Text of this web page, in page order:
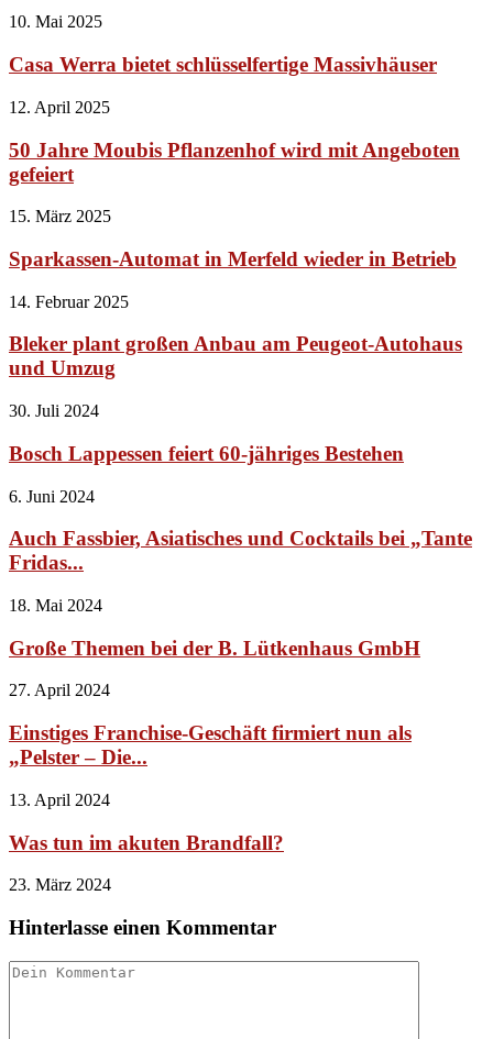
10. Mai 2025
Casa Werra bietet schlüsselfertige Massivhäuser
12. April 2025
50 Jahre Moubis Pflanzenhof wird mit Angeboten
gefeiert
15. März 2025
Sparkassen-Automat in Merfeld wieder in Betrieb
14. Februar 2025
Bleker plant großen Anbau am Peugeot-Autohaus
und Umzug
30. Juli 2024
Bosch Lappessen feiert 60-jähriges Bestehen
6. Juni 2024
Auch Fassbier, Asiatisches und Cocktails bei „Tante
Fridas...
18. Mai 2024
Große Themen bei der B. Lütkenhaus GmbH
27. April 2024
Einstiges Franchise-Geschäft firmiert nun als
„Pelster – Die...
13. April 2024
Was tun im akuten Brandfall?
23. März 2024
Hinterlasse einen Kommentar